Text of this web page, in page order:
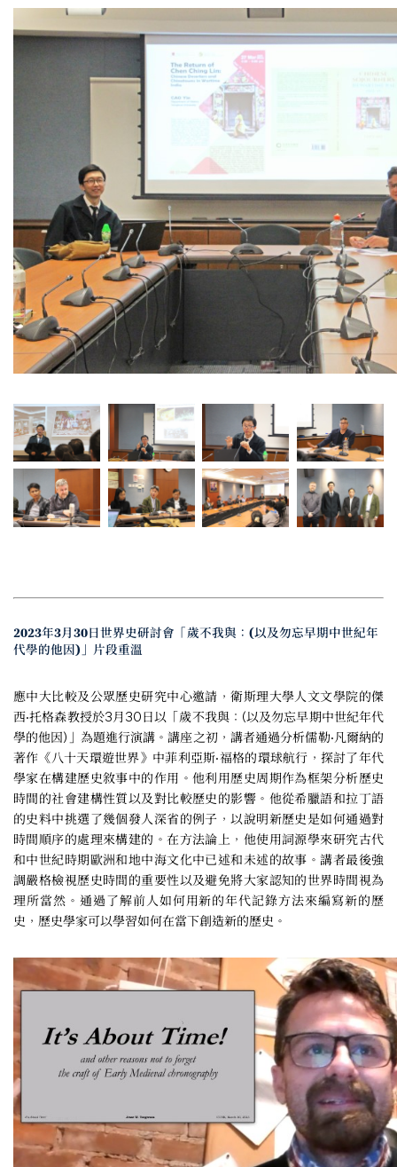
2023年3月30日世界史研討會「歲不我與：(以及勿忘早期中世紀年
代學的他因)」片段重溫
應中大比較及公眾歷史研究中心邀請，衛斯理大學人文文學院的傑
西·托格森教授於3月30日以「歲不我與：(以及勿忘早期中世紀年代
學的他因)」為題進行演講。講座之初，講者通過分析儒勒·凡爾納的
著作《八十天環遊世界》中菲利亞斯·福格的環球航行，探討了年代
學家在構建歷史敘事中的作用。他利用歷史周期作為框架分析歷史
時間的社會建構性質以及對比較歷史的影響。他從希臘語和拉丁語
的史料中挑選了幾個發人深省的例子，以說明新歷史是如何通過對
時間順序的處理來構建的。在方法論上，他使用詞源學來研究古代
和中世紀時期歐洲和地中海文化中已述和未述的故事。講者最後強
調嚴格檢視歷史時間的重要性以及避免將大家認知的世界時間視為
理所當然。通過了解前人如何用新的年代記錄方法來編寫新的歷
史，歷史學家可以學習如何在當下創造新的歷史。